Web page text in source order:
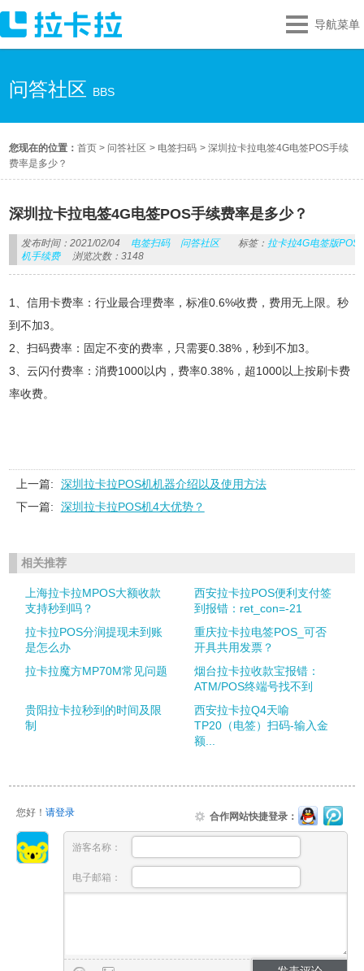
导航菜单
问答社区 BBS
您现在的位置：首页 > 问答社区 > 电签扫码 >深圳拉卡拉电签4G电签POS手续
费率是多少？
深圳拉卡拉电签4G电签POS手续费率是多少？
发布时间：2021/02/04 电签扫码 问答社区 标签： 拉卡拉4G电签版POS
机手续费
浏览次数：3148
1、信用卡费率：行业最合理费率，标准0.6%收费，费用无上限。秒
到不加3。
2、扫码费率：固定不变的费率，只需要0.38%，秒到不加3。
3、云闪付费率：消费1000以内，费率0.38%，超1000以上按刷卡费
率收费。
上一篇:
深圳拉卡拉POS机机器介绍以及使用方法
下一篇:
深圳拉卡拉POS机4大优势？
相关推荐
上海拉卡拉MPOS大额收款
支持秒到吗？
西安拉卡拉POS便利支付签
到报错：ret_con=-21
拉卡拉POS分润提现未到账
是怎么办
重庆拉卡拉电签POS_可否
开具共用发票？
拉卡拉魔方MP70M常见问题
烟台拉卡拉收款宝报错：
ATM/POS终端号找不到
贵阳拉卡拉秒到的时间及限
制
西安拉卡拉Q4天喻
TP20（电签）扫码-输入金
额...
您好！ 请登录 合作网站快捷登录：
游客名称：
电子邮箱：